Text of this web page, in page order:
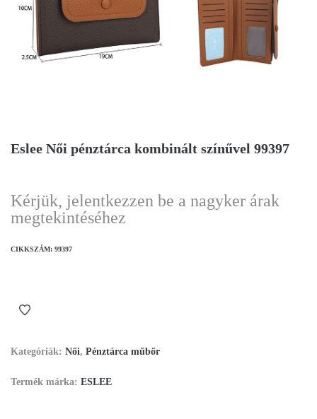
Eslee Női pénztárca kombinált színűvel 99397
Kérjük, jelentkezzen be a nagyker árak
megtekintéséhez
CIKKSZÁM: 99397
Kategóriák: Női, Pénztárca műbőr
Termék márka: ESLEE